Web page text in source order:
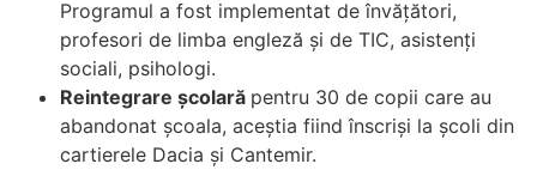
Programul a fost implementat de învățători,
profesori de limba engleză și de TIC, asistenți
sociali, psihologi.
Reintegrare școlară pentru 30 de copii care au
abandonat școala, aceștia fiind înscriși la școli din
cartierele Dacia și Cantemir.